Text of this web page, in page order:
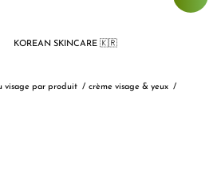
KOREAN SKINCARE 🇰🇷
visage par produit / crème visage & yeux /